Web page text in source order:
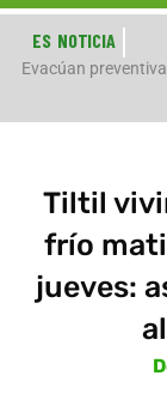
ES NOTICIA
Evacúan
Tiltil
frío
jueves: